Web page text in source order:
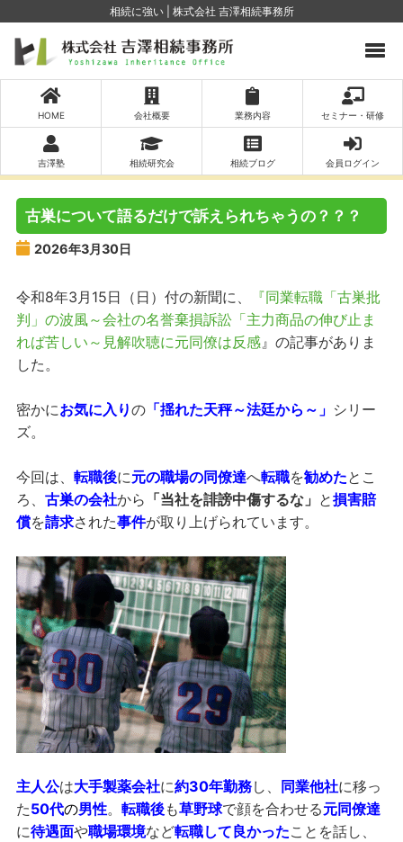
相続に強い | 株式会社 吉澤相続事務所
HOME 会社概要 業務内容 セミナー・研修
吉澤塾 相続研究会 相続ブログ 会員ログイン
古巣について語るだけで訴えられちゃうの？？？
2026年3月30日
令和8年3月15日（日）付の新聞に、
『同業転職「古巣批
判」の波風～会社の名誉棄損訴訟「主力商品の伸び止ま
れば苦しい～見解吹聴に元同僚は反感』の記事がありま
した。
密かにお気に入りの「揺れた天秤～法廷から～」 シリー
ズ。
今回は、 転職後に元の職場の同僚達へ転職を勧めたとこ
ろ、 古巣の会社から 「当社を誹謗中傷するな」 と損害賠
償を請求された事件が取り上げられています。
主人公は大手製薬会社に約30年勤務し、 同業他社に移っ
た50代の男性。 転職後も草野球で顔を合わせる元同僚達
に待遇面や職場環境など転職して良かったことを話し、